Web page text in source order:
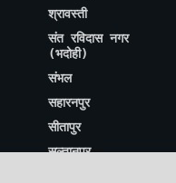
श्रावस्ती
संत रविदास नगर
(भदोही)
संभल
सहारनपुर
सीतापुर
सुल्तानपुर